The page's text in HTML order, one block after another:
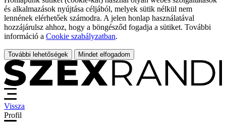
és alkalmazások nyújtása céljából, melyek sütik nélkül nem
lennének elérhetőek számodra. A jelen honlap használatával
hozzájárulsz ahhoz, hogy a böngésződ fogadja a sütiket. További
információ a Cookie szabályzatban.
További lehetőségek Mindet elfogadom
Vissza
Profil